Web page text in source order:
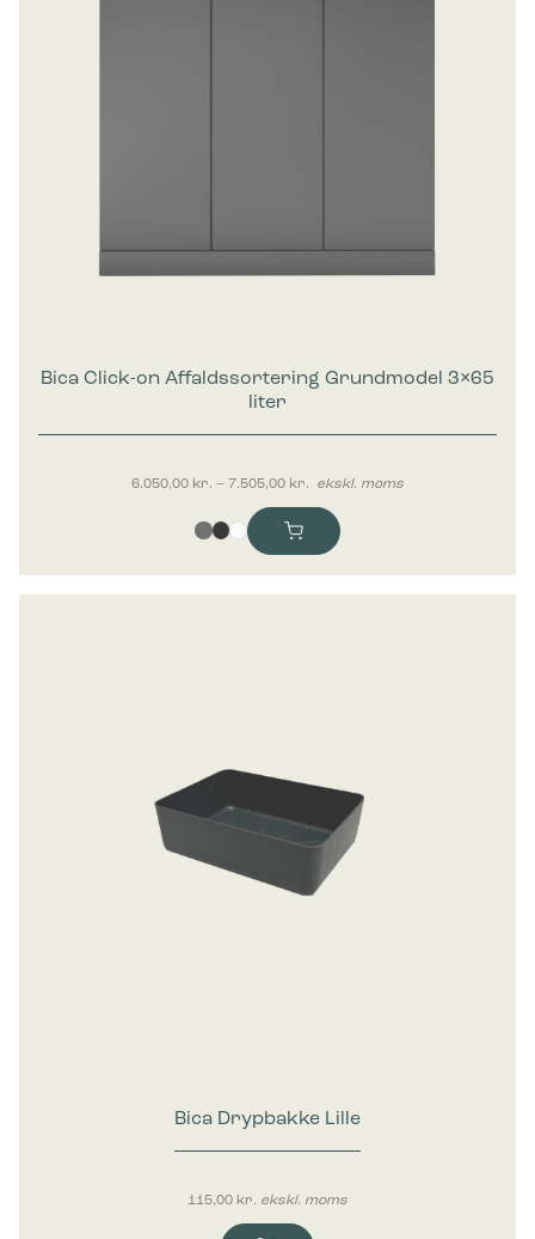
Bica Click-on Affaldssortering Grundmodel 3×65
liter
7.505,00 Prisinterval: 6.050,00 kr. til
ekskl. moms
Bica Drypbakke Lille
115,00kr. ekskl. moms